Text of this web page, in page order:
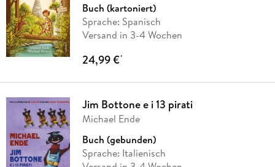
Buch (kartoniert)
Sprache: Spanisch
Versand in 3-4 Wochen
24,99 €*
Jim Bottone e i 13 pirati
Michael Ende
Buch (gebunden)
Sprache: Italienisch